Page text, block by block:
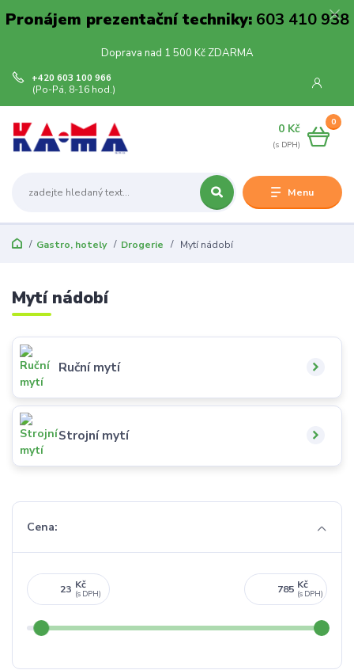
Pronájem prezentační techniky:603 410 938
Doprava nad 1 500 Kč ZDARMA
Menu
+420 603 100 966
(Po-Pá, 8-16 hod.)
0
0 Kč
Gastro, hotely Drogerie Mytí nádobí
Mytí nádobí
Ruční mytí
Strojní mytí
Cena:
Kč Kč